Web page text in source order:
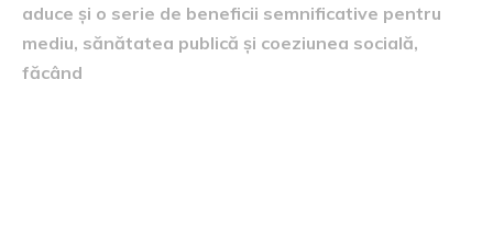
aduce și o serie de beneficii semnificative pentru
mediu, sănătatea publică și coeziunea socială,
făcând